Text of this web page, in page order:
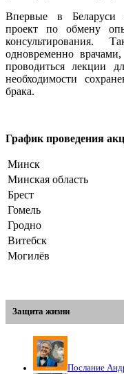
Впервые в Беларуси
проект по обмену
консультирования.
одновременно
проводиться лекции
необходимости
брака.
График проведения
Минск
Минская область
Брест
Гомель
Гродно
Витебск
Могилёв
Защита жизни
Послание